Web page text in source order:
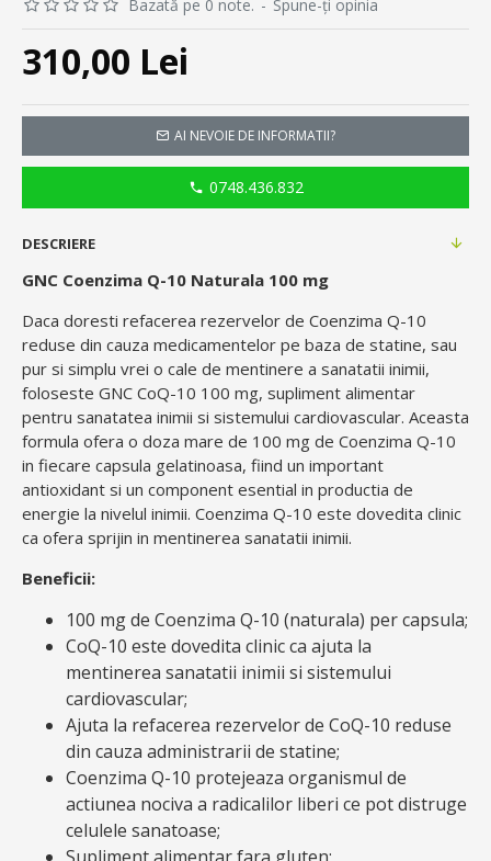
Bazată pe 0 note. - Spune-ţi opinia
310,00 Lei
AI NEVOIE DE INFORMATII?
0748.436.832
DESCRIERE
GNC Coenzima Q-10 Naturala 100 mg
Daca doresti refacerea rezervelor de Coenzima Q-10
reduse din cauza medicamentelor pe baza de statine, sau
pur si simplu vrei o cale de mentinere a sanatatii inimii,
foloseste GNC CoQ-10 100 mg, supliment alimentar
pentru sanatatea inimii si sistemului cardiovascular. Aceasta
formula ofera o doza mare de 100 mg de Coenzima Q-10
in fiecare capsula gelatinoasa, fiind un important
antioxidant si un component esential in productia de
energie la nivelul inimii. Coenzima Q-10 este dovedita clinic
ca ofera sprijin in mentinerea sanatatii inimii.
Beneficii:
100 mg de Coenzima Q-10 (naturala) per capsula;
CoQ-10 este dovedita clinic ca ajuta la
mentinerea sanatatii inimii si sistemului
cardiovascular;
Ajuta la refacerea rezervelor de CoQ-10 reduse
din cauza administrarii de statine;
Coenzima Q-10 protejeaza organismul de
actiunea nociva a radicalilor liberi ce pot distruge
celulele sanatoase;